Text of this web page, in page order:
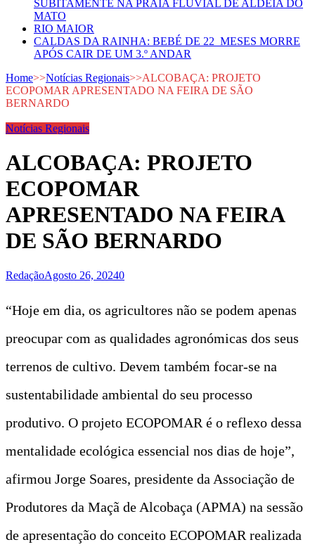
SUBITAMENTE NA PRAIA FLUVIAL DE ALDEIA DO
MATO
RIO MAIOR
CALDAS DA RAINHA: BEBÉ DE 22 MESES MORRE
APÓS CAIR DE UM 3.º ANDAR
Home>>Notícias Regionais>>ALCOBAÇA: PROJETO
ECOPOMAR APRESENTADO NA FEIRA DE SÃO
BERNARDO
Notícias Regionais
ALCOBAÇA: PROJETO
ECOPOMAR
APRESENTADO NA FEIRA
DE SÃO BERNARDO
RedaçãoAgosto 26, 20240
“Hoje em dia, os agricultores não se podem apenas
preocupar com as qualidades agronómicas dos seus
terrenos de cultivo. Devem também focar-se na
sustentabilidade ambiental do seu processo
produtivo. O projeto ECOPOMAR é o reflexo dessa
mentalidade ecológica essencial nos dias de hoje”,
afirmou Jorge Soares, presidente da Associação de
Produtores da Maçã de Alcobaça (APMA) na sessão
de apresentação do conceito ECOPOMAR realizada